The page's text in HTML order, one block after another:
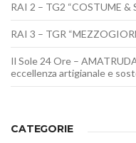
RAI 2 – TG2 “COSTUME &
RAI 3 – TGR
Il Sole 24 Ore –
eccellenza artigianale e
CATEGORIE